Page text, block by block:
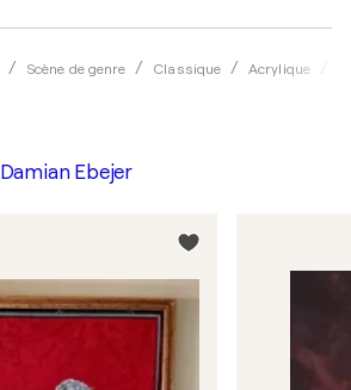
Scène de genre Classique Acrylique
Damian Ebejer